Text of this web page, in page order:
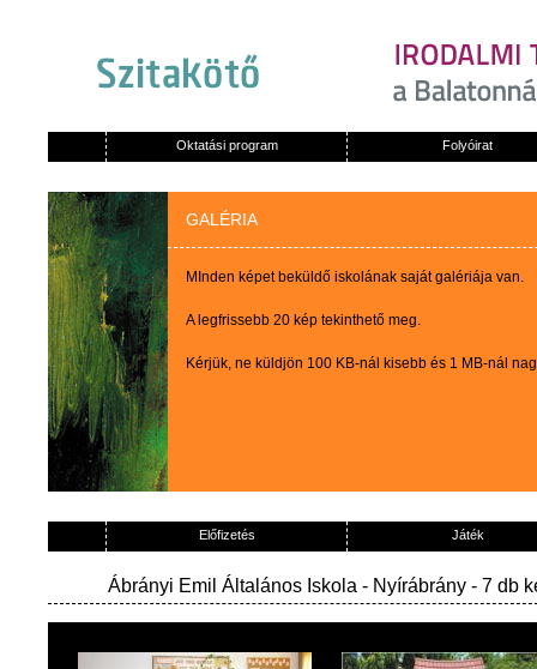
Oktatási program Folyóirat
GALÉRIA
MInden képet beküldő iskolának saját galériája van.
A legfrissebb 20 kép tekinthető meg.
Kérjük, ne küldjön 100 KB-nál kisebb és 1 MB-nál
Előfizetés Játék
Ábrányi Emil Általános Iskola - Nyírábrány - 7 db